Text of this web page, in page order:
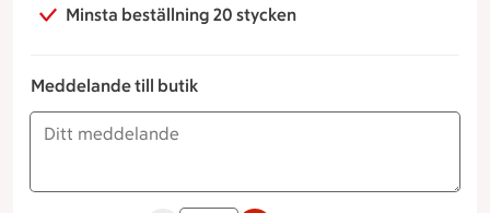
Minsta beställning 20 stycken
Meddelande till butik